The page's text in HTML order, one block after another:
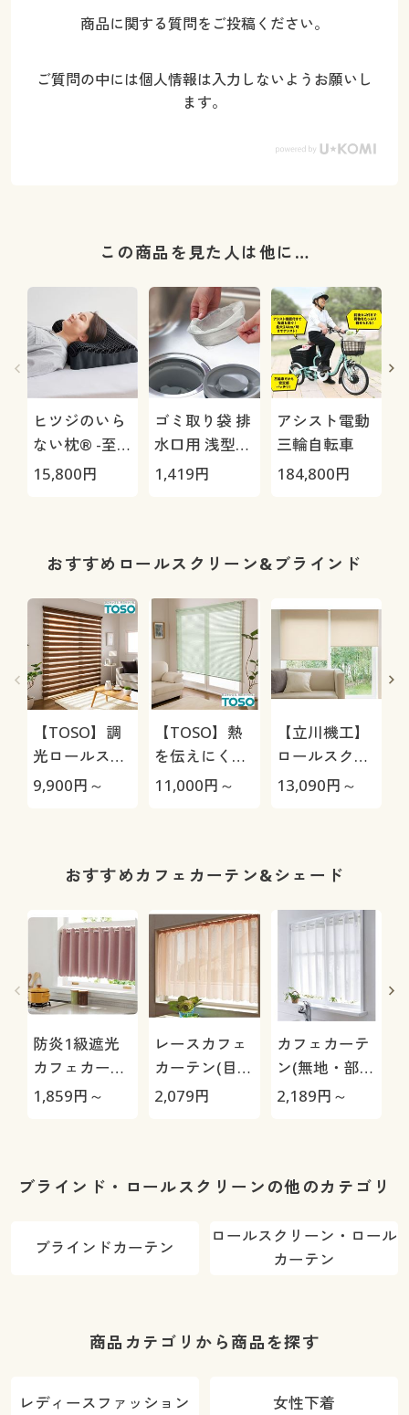
商品に関する質問をご投稿ください。
ご質問の中には個人情報は入力しないようお願いし
ます。
この商品を見た人は他に…
ヒツジのいら
ない枕® -至
極-
15,800円
ゴミ取り袋 排
水口用 浅型タ
イプ(200枚組)
1,419円
アシスト電動
三輪自転車
184,800円
おすすめロールスクリーン&ブラインド
【TOSO】調
光ロールスク
リーン(チェー
9,900円～
【TOSO】熱
を伝えにくい
遮熱ブライン
11,000円～
【立川機工】
ロールスクリ
ーン(プルコー
13,090円～
おすすめカフェカーテン&シェード
防炎1級遮光
カフェカーテ
ン
1,859円～
レースカフェ
カーテン(目隠
し・UVカッ
2,079円
カフェカーテ
ン(無地・部屋
が明るくなる
2,189円～
ブラインド・ロールスクリーンの他のカテゴリ
ブラインドカーテン
ロールスクリーン・ロール
カーテン
商品カテゴリから商品を探す
レディースファッション 女性下着